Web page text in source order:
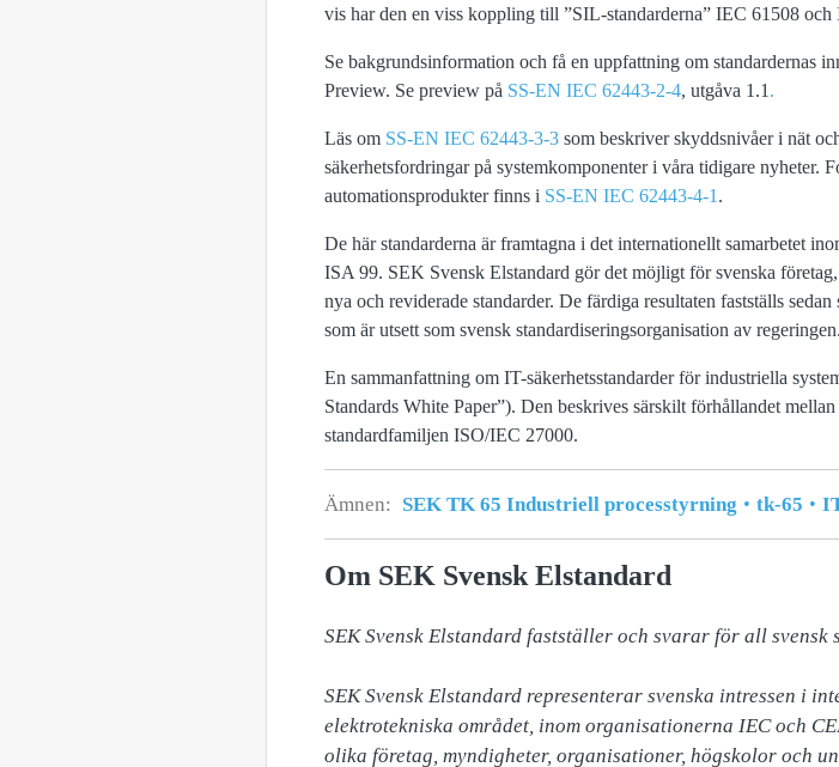
vis har den en viss koppling till ”SIL-standarderna” IEC 61508 och
Se bakgrundsinformation och få en uppfattning om standardernas
Preview. Se preview på SS-EN IEC 62443-2-4, utgåva 1.1 .
Läs om SS-EN IEC 62443-3-3 som beskriver skyddsnivåer i nät
säkerhetsfordringar på systemkomponenter i våra tidigare nyheter.
automationsprodukter finns i SS-EN IEC 62443-4-1 .
De här standarderna är framtagna i det internationellt samarbetet
ISA 99. SEK Svensk Elstandard gör det möjligt för svenska
nya och reviderade standarder. De färdiga resultaten fastställs
som är utsett som svensk standardiseringsorganisation av regeringen.
En sammanfattning om IT-säkerhetsstandarder för industriella
Standards White Paper”). Den beskrives särskilt förhållandet
standardfamiljen ISO/IEC 27000.
Ämnen: SEK TK 65 Industriell processtyrning tk-65
Om SEK Svensk Elstandard
SEK Svensk Elstandard fastställer och svarar för all svensk
SEK Svensk Elstandard representerar svenska intressen i
elektrotekniska området, inom organisationerna IEC och
olika företag, myndigheter, organisationer, högskolor och